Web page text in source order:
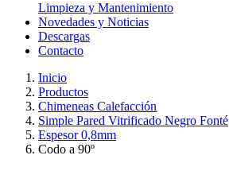
Limpieza y Mantenimiento
Novedades y Noticias
Descargas
Contacto
Inicio
Productos
Chimeneas Calefacción
Simple Pared Vitrificado Negro Fonté
Espesor 0,8mm
Codo a 90º